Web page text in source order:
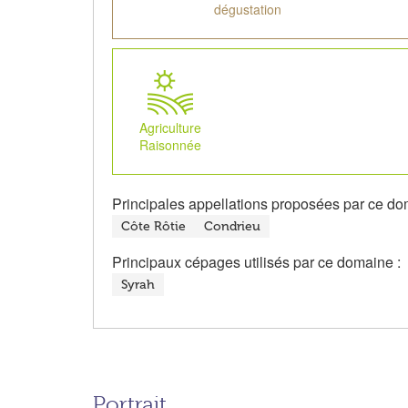
dégustation
Agriculture
Raisonnée
Principales appellations proposées par ce
Côte Rôtie Condrieu
Principaux cépages utilisés par ce domaine :
Syrah